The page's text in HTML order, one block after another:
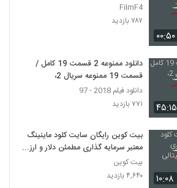
۰۰:۵۰
FilmF4
۷۸۷ بازدید
۴۵:۱۵
دانلود ممنوعه 2 قسمت 19 کامل /
قسمت 19 ممنوعه سریال 2،
دانلود فیلم 2018 - 97
۷۷۱ بازدید
۱۰:۰۸
بیت کوین رایگان سایت کلود ماینینگ
معتبر سرمایه گذاری مطمئن دلار و ارز
های دیجیتالی mining 2019
بیت کوین
۴,۶۴۰ بازدید